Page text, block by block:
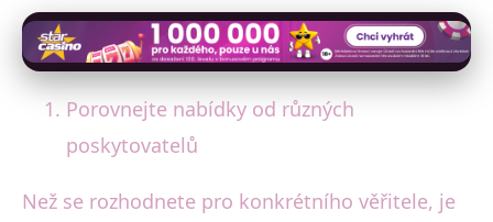
Porovnejte nabídky od různých
poskytovatelů
Než se rozhodnete pro konkrétního věřitele, je